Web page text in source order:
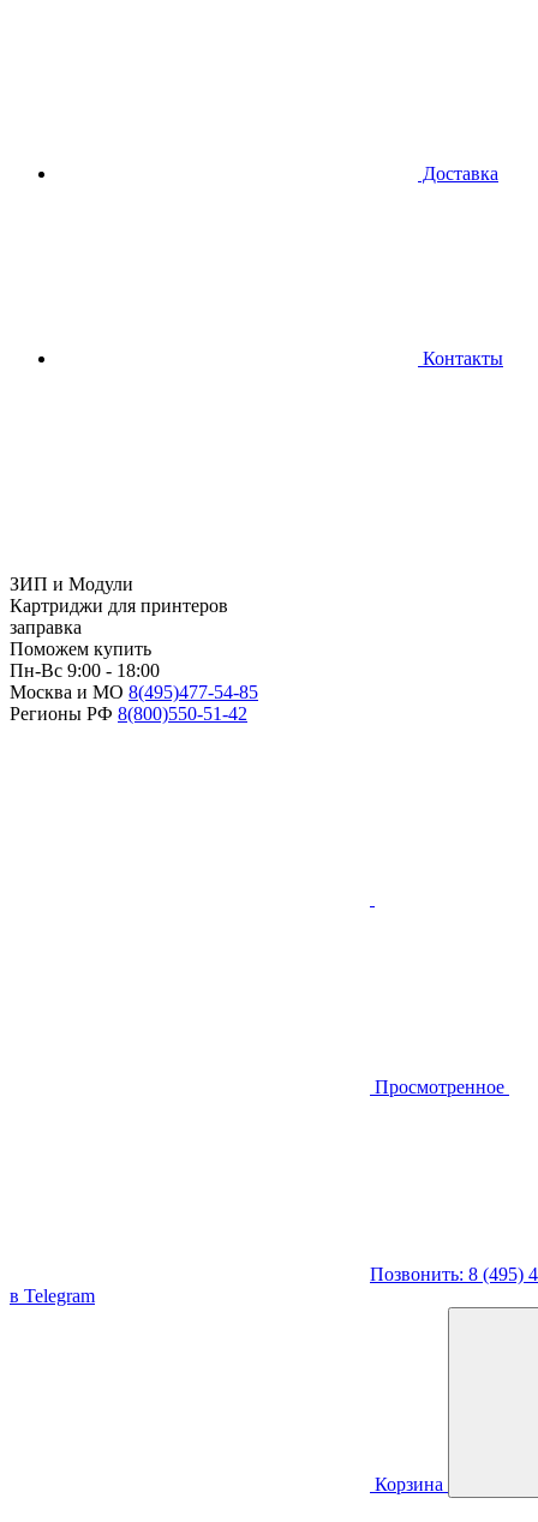
Доставка
Контакты
ЗИП и Модули
Картриджи для принтеров
заправка
Поможем купить
Пн-Вс 9:00 - 18:00
Москва и МО 8(495)477-54-85
Регионы РФ 8(800)550-51-42
Просмотренное
Позвонить: 8 (495)
в Telegram
Корзина